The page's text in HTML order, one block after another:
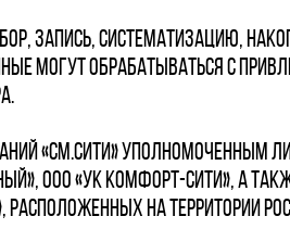
запись, систематизацию,
могут обрабатываться с
«СМ.Сити» уполномоченным
ООО «УК Комфорт-Сити», а
на территории